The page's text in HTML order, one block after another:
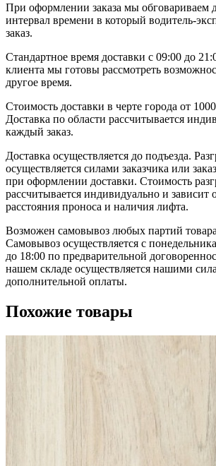
При оформлении заказа мы обговариваем
интервал времени в который водитель-
заказ.
Стандартное время доставки с 09:00 до
клиента мы готовы рассмотреть
другое время.
Стоимость доставки в черте города от
Доставка по области рассчитывается
каждый заказ.
Доставка осуществляется до подъезда.
осуществляется силами заказчика или
при оформлении доставки. Стоимость
рассчитывается индивидуально и зависит
расстояния проноса и наличия лифта.
Возможен самовывоз любых партий
Самовывоз осуществляется с
до 18:00 по предварительной
нашем складе осуществляется нашими
дополнительной оплаты.
Похожие товары